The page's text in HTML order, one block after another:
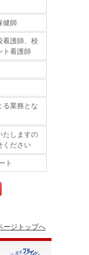
健師
看護師、校
ト看護師
る業務とな
たしますの
ください
ト
ージトップへ